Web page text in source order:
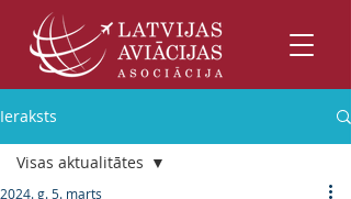
Ieraksts
Visas aktualitātes
2024. g. 5. marts